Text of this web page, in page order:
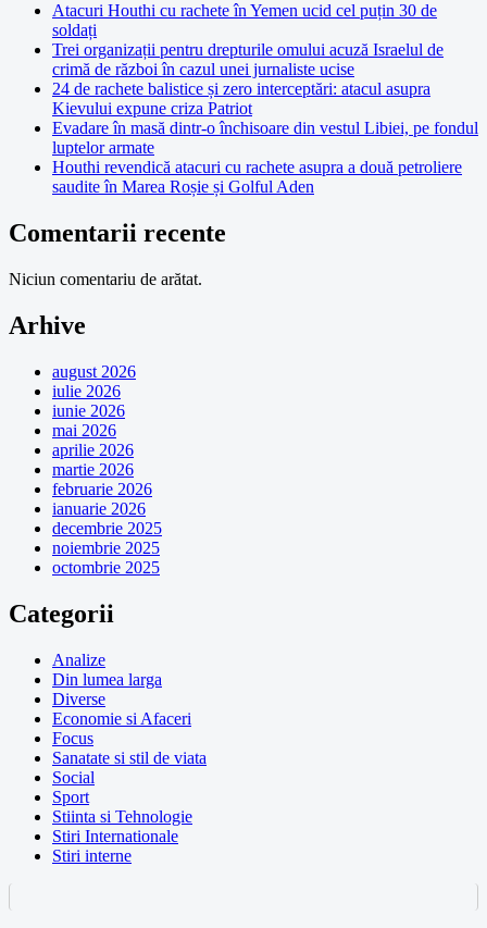
Atacuri Houthi cu rachete în Yemen ucid cel puțin 30 de
soldați
Trei organizații pentru drepturile omului acuză Israelul de
crimă de război în cazul unei jurnaliste ucise
24 de rachete balistice și zero interceptări: atacul asupra
Kievului expune criza Patriot
Evadare în masă dintr-o închisoare din vestul Libiei, pe fondul
luptelor armate
Houthi revendică atacuri cu rachete asupra a două petroliere
saudite în Marea Roșie și Golful Aden
Comentarii recente
Niciun comentariu de arătat.
Arhive
august 2026
iulie 2026
iunie 2026
mai 2026
aprilie 2026
martie 2026
februarie 2026
ianuarie 2026
decembrie 2025
noiembrie 2025
octombrie 2025
Categorii
Analize
Din lumea larga
Diverse
Economie si Afaceri
Focus
Sanatate si stil de viata
Social
Sport
Stiinta si Tehnologie
Stiri Internationale
Stiri interne